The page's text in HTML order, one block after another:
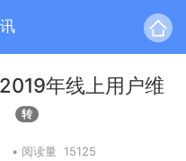
年线上用户维
转
• 阅读量 15125